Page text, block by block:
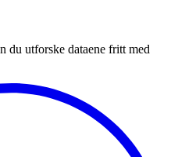
du utforske dataene fritt med